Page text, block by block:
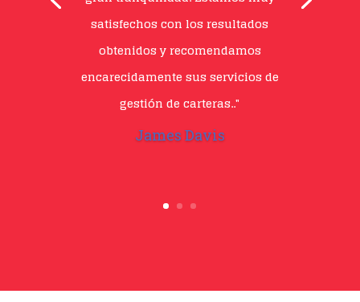
un plan integral que nos ha dado
una mayor seguridad en cuanto a
nuestra situación financiera a largo
plazo. Estamos muy agradecidos
compromiso."